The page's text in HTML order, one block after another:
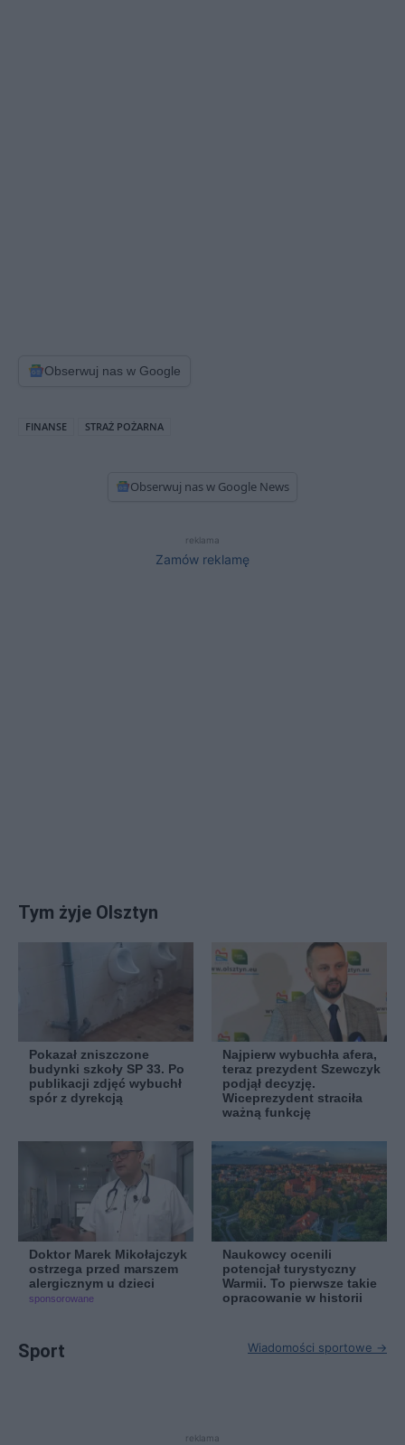
Obserwuj nas w Google
FINANSE STRAŻ POŻARNA
Obserwuj nas w Google News
reklama
Zamów reklamę
Tym żyje Olsztyn
Pokazał zniszczone
budynki szkoły SP 33. Po
publikacji zdjęć wybuchł
spór z dyrekcją
Najpierw wybuchła afera,
teraz prezydent Szewczyk
podjął decyzję.
Wiceprezydent straciła
ważną funkcję
Doktor Marek Mikołajczyk
ostrzega przed marszem
alergicznym u dzieci
sponsorowane
Naukowcy ocenili
potencjał turystyczny
Warmii. To pierwsze takie
opracowanie w historii
Sport Wiadomości sportowe →
reklama